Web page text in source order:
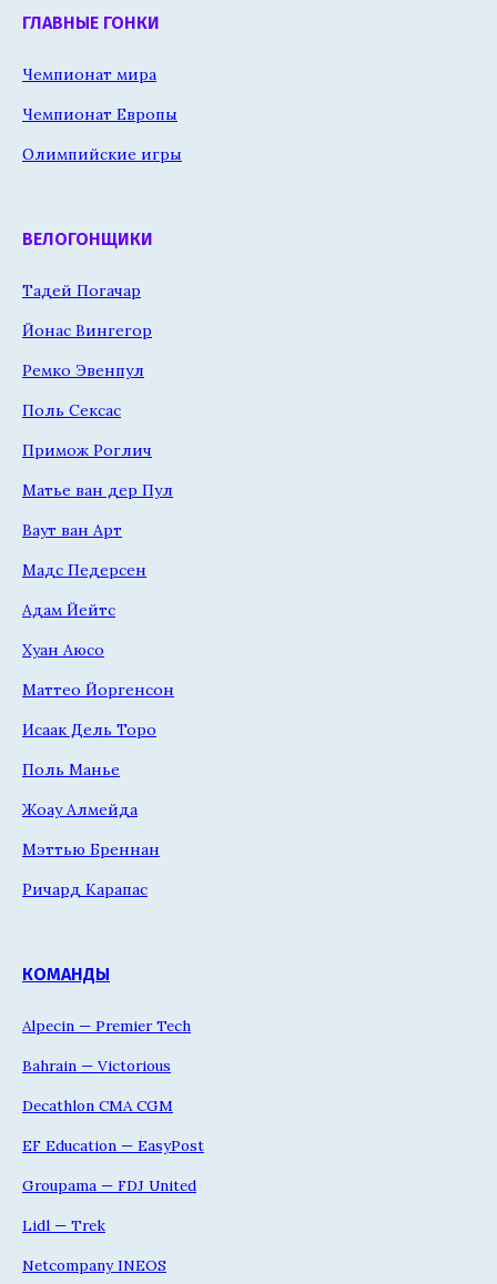
ГЛАВНЫЕ ГОНКИ
Чемпионат мира
Чемпионат Европы
Олимпийские игры
ВЕЛОГОНЩИКИ
Тадей Погачар
Йонас Вингегор
Ремко Эвенпул
Поль Сексас
Примож Роглич
Матье ван дер Пул
Ваут ван Арт
Мадс Педерсен
Адам Йейтс
Хуан Аюсо
Маттео Йоргенсон
Исаак Дель Торо
Поль Манье
Жоау Алмейда
Мэттью Бреннан
Ричард Карапас
КОМАНДЫ
Alpecin — Premier Tech
Bahrain — Victorious
Decathlon CMA CGM
EF Education — EasyPost
Groupama — FDJ United
Lidl — Trek
Netcompany INEOS